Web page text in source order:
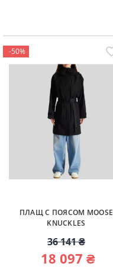
-50%
ПЛАЩ С ПОЯСОМ MOOSE
KNUCKLES
36 141 ₴
18 097 ₴